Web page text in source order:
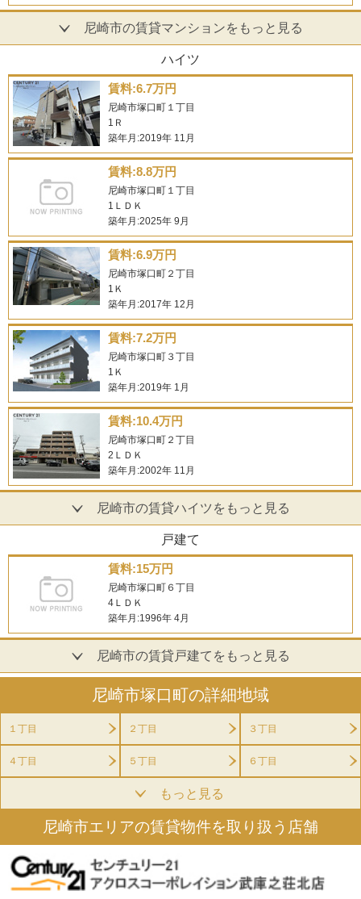
尼崎市の賃貸マンションをもっと見る
ハイツ
賃料:6.7万円
尼崎市塚口町１丁目
1Ｒ
築年月:2019年 11月
賃料:8.8万円
尼崎市塚口町１丁目
1ＬＤＫ
築年月:2025年 9月
賃料:6.9万円
尼崎市塚口町２丁目
1Ｋ
築年月:2017年 12月
賃料:7.2万円
尼崎市塚口町３丁目
1Ｋ
築年月:2019年 1月
賃料:10.4万円
尼崎市塚口町２丁目
2ＬＤＫ
築年月:2002年 11月
尼崎市の賃貸ハイツをもっと見る
戸建て
賃料:15万円
尼崎市塚口町６丁目
4ＬＤＫ
築年月:1996年 4月
尼崎市の賃貸戸建てをもっと見る
尼崎市塚口町の詳細地域
１丁目 ２丁目 ３丁目
４丁目 ５丁目 ６丁目
もっと見る
尼崎市エリアの賃貸物件を取り扱う店舗